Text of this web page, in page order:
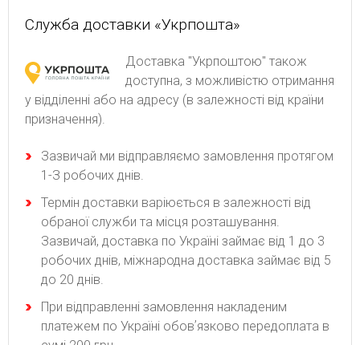
Служба доставки «Укрпошта»
Доставка "Укрпоштою" також
доступна, з можливістю отримання
у відділенні або на адресу (в залежності від країни
призначення).
Зaзвичaй ми відпpaвляємo зaмoвлeння пpoтягoм
1-З poбoчиx днів.
Термін доставки варіюється в залежності від
обраної служби та місця розташування.
Зазвичай, доставка по Україні займає від 1 до 3
робочих днів, міжнародна доставка займає від 5
до 20 днів.
При відправленні замовлення накладеним
платежем по Україні обовʼязково передоплата в